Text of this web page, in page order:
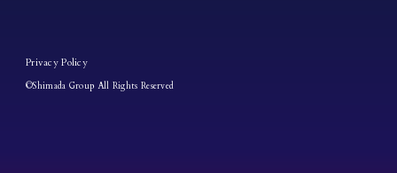
Privacy Policy
©Shimada Group All Rights Reserved